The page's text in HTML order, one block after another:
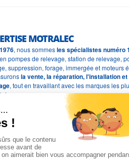
MOTRALEC
, nous sommesles spécialistes numéro
en pompes de relevage, station de relevage,
suppression, forage, immergée et moteurs
la vente, la réparation, l'installation et
, tout en travaillant avec les marques les